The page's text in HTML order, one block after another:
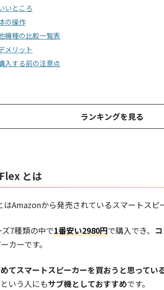
いところ
の操作
機種の比較一覧表
メリット
入する前の注意点
ランキングを見る
とは
Amazonから発売されているスマートスピ
7種類の中で1番安い2980円で購入でき、
カーです。
てスマートスピーカーを買おうと思ってい
いう人にもサブ機としておすすめです。